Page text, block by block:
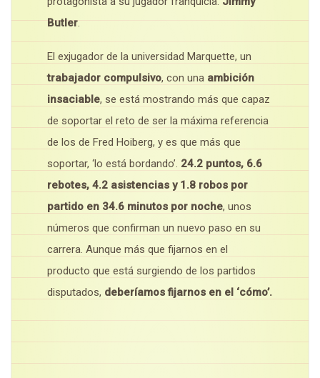
Butler.
El exjugador de la universidad Marquette, un
trabajador compulsivo, con una ambición
insaciable, se está mostrando más que capaz
de soportar el reto de ser la máxima referencia
de los de Fred Hoiberg, y es que más que
soportar, ‘lo está bordando’. 24.2 puntos, 6.6
rebotes, 4.2 asistencias y 1.8 robos por
partido en 34.6 minutos por noche, unos
números que confirman un nuevo paso en su
carrera. Aunque más que fijarnos en el
producto que está surgiendo de los partidos
disputados, deberíamos fijarnos en el ‘cómo’.